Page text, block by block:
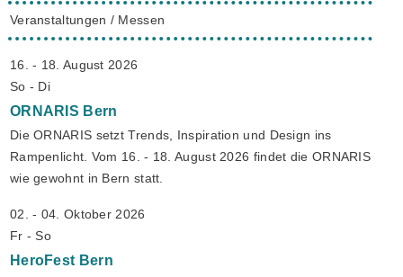
Veranstaltungen / Messen
16. - 18. August 2026
So - Di
ORNARIS Bern
Die ORNARIS setzt Trends, Inspiration und Design ins
Rampenlicht. Vom 16. - 18. August 2026 findet die ORNARIS
wie gewohnt in Bern statt.
02. - 04. Oktober 2026
Fr - So
HeroFest Bern